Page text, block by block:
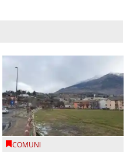
COMUNI